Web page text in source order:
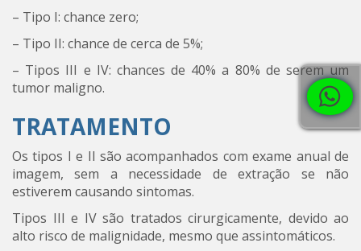
– Tipo I: chance zero;
– Tipo II: chance de cerca de 5%;
– Tipos III e IV: chances de 40% a 80% de serem um
tumor maligno.
TRATAMENTO
Os tipos I e II são acompanhados com exame anual de
imagem, sem a necessidade de extração se não
estiverem causando sintomas.
Tipos III e IV são tratados cirurgicamente, devido ao
alto risco de malignidade, mesmo que assintomáticos.